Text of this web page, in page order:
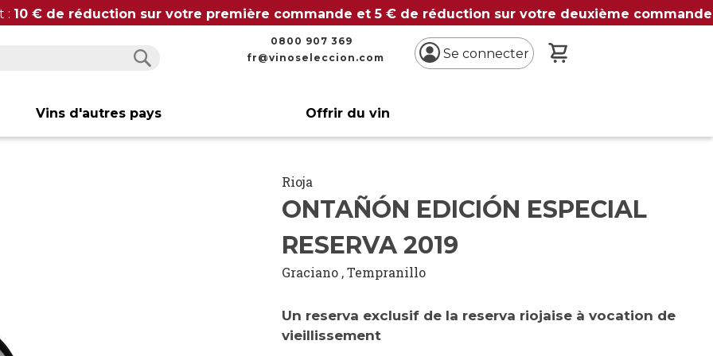
: 10 € de réduction sur votre première commande et 5 € de réduction sur votre deuxième commande
0800 907 369
fr@vinoseleccion.com
Se connecter
Vins d'autres pays Offrir du vin
Rioja
ONTAÑÓN EDICIÓN ESPECIAL
RESERVA 2019
Graciano ,Tempranillo
Un reserva exclusif de la reserva riojaise à vocation de
vieillissement